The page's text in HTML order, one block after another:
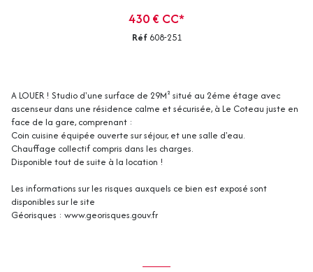
430 € CC*
Réf 608-251
A LOUER ! Studio d'une surface de 29M² situé au 2éme étage avec
ascenseur dans une résidence calme et sécurisée, à Le Coteau juste en
face de la gare, comprenant :
Coin cuisine équipée ouverte sur séjour, et une salle d'eau.
Chauffage collectif compris dans les charges.
Disponible tout de suite à la location !
Les informations sur les risques auxquels ce bien est exposé sont
disponibles sur le site
Géorisques : www.georisques.gouv.fr